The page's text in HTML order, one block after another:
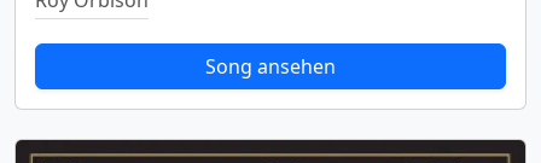
Song ansehen